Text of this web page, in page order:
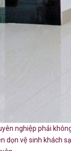
nghiệp phải
dọn vệ sinh khách